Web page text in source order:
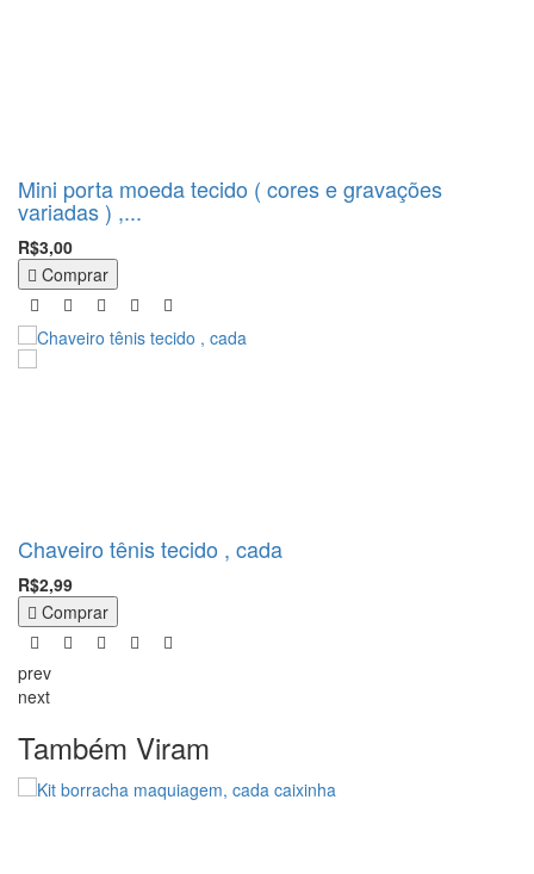
Mini porta moeda tecido ( cores e gravações
variadas ) ,...
R$3,00
Comprar
Chaveiro tênis tecido , cada
R$2,99
Comprar
prev
next
Também Viram